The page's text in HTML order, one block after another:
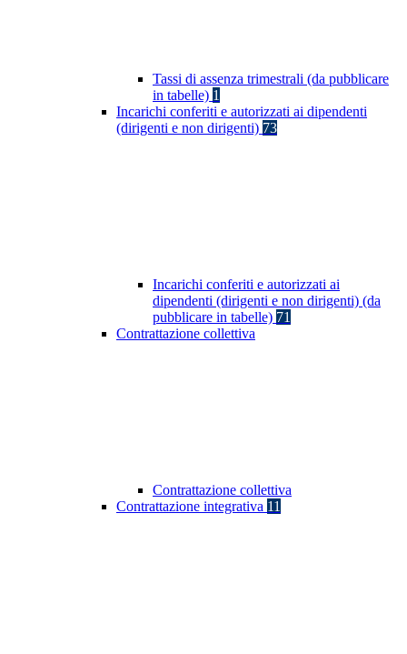
Tassi di assenza trimestrali (da pubblicare
in tabelle) 1
Incarichi conferiti e autorizzati ai dipendenti
(dirigenti e non dirigenti) 73
Incarichi conferiti e autorizzati ai
dipendenti (dirigenti e non dirigenti) (da
pubblicare in tabelle) 71
Contrattazione collettiva
Contrattazione collettiva
Contrattazione integrativa 11